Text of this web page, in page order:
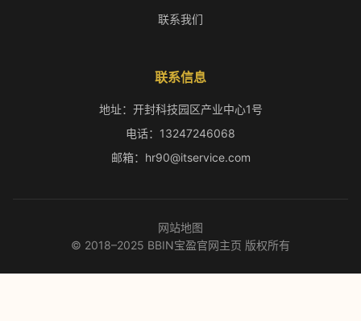
联系我们
联系信息
地址：开封科技园区产业中心1号
电话：13247246068
邮箱：hr90@itservice.com
网站地图
© 2018–2025 BBIN宝盈官网主页 版权所有